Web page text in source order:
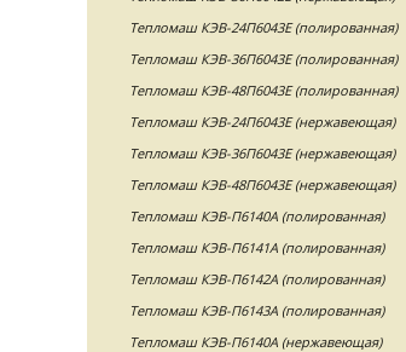
Тепломаш КЭВ-24П6043Е (полированная)
Тепломаш КЭВ-36П6043Е (полированная)
Тепломаш КЭВ-48П6043Е (полированная)
Тепломаш КЭВ-24П6043Е (нержавеющая)
Тепломаш КЭВ-36П6043Е (нержавеющая)
Тепломаш КЭВ-48П6043Е (нержавеющая)
Тепломаш КЭВ-П6140А (полированная)
Тепломаш КЭВ-П6141А (полированная)
Тепломаш КЭВ-П6142А (полированная)
Тепломаш КЭВ-П6143А (полированная)
Тепломаш КЭВ-П6140А (нержавеющая)